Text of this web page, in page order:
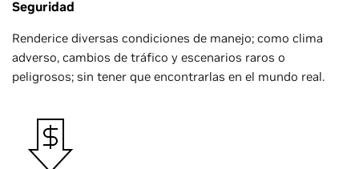
Seguridad
Renderice diversas condiciones de manejo; como clima
adverso, cambios de tráfico y escenarios raros o
peligrosos; sin tener que encontrarlas en el mundo real.